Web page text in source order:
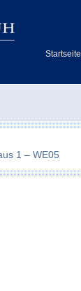
Startseite
1 – WE05